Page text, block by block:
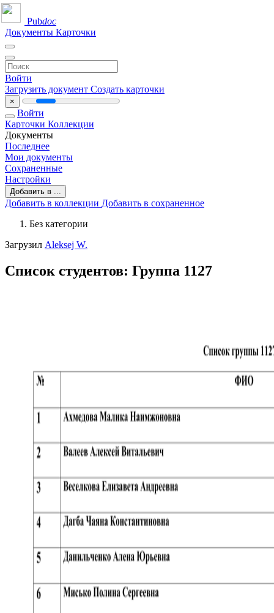
Pubdoc
Документы Карточки
Войти
Загрузить документ Создать карточки
×
Войти
Карточки Коллекции
Документы
Последнее
Мои документы
Сохраненные
Настройки
Добавить в ...
Добавить в коллекции Добавить в сохраненное
Без категории
Загрузил Aleksej W.
Список студентов: Группа 1127